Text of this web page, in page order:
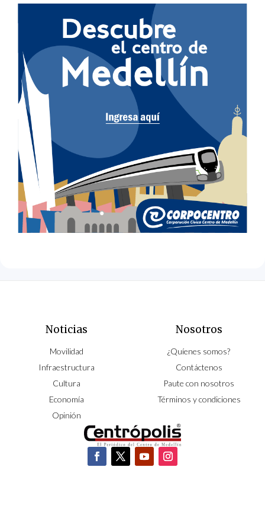
Noticias
Movilidad
Infraestructura
Cultura
Economía
Opinión
Nosotros
¿Quíenes somos?
Contáctenos
Paute con nosotros
Términos y condiciones